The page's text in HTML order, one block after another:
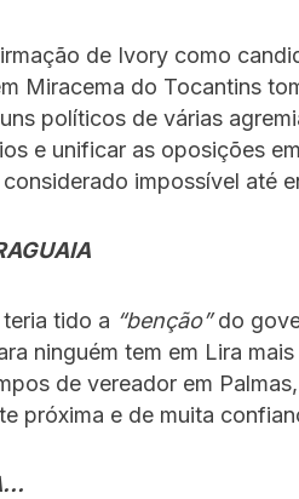
de Ivory como
Miracema do Tocantins
políticos de várias
e unificar as oposições
impossível até
tido a “benção”do
ninguém tem em Lira
de vereador em
próxima e de muita